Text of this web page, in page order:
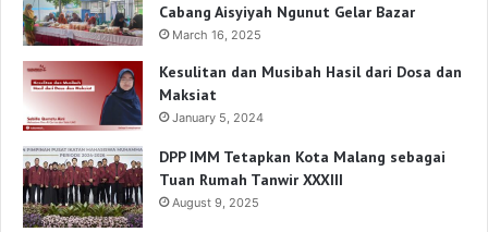
Cabang Aisyiyah Ngunut Gelar Bazar
March 16, 2025
Kesulitan dan Musibah Hasil dari Dosa dan
Maksiat
January 5, 2024
DPP IMM Tetapkan Kota Malang sebagai
Tuan Rumah Tanwir XXXIII
August 9, 2025